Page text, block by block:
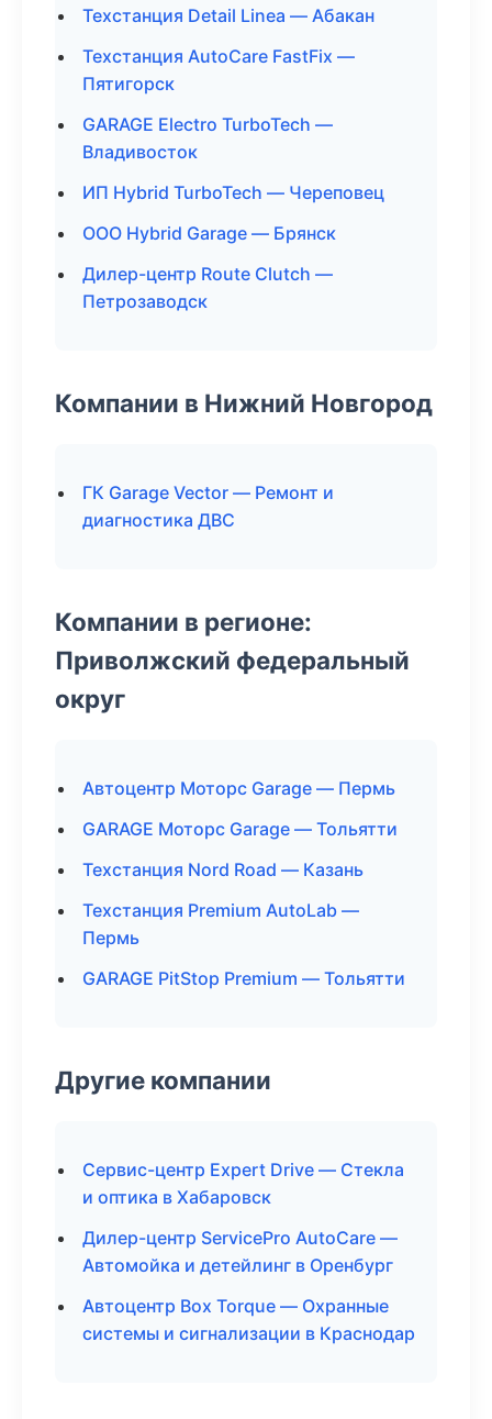
Техстанция Detail Linea — Абакан
Техстанция AutoCare FastFix —
Пятигорск
GARAGE Electro TurboTech —
Владивосток
ИП Hybrid TurboTech — Череповец
ООО Hybrid Garage — Брянск
Дилер-центр Route Clutch —
Петрозаводск
Компании в Нижний Новгород
ГК Garage Vector — Ремонт и
диагностика ДВС
Компании в регионе:
Приволжский федеральный
округ
Автоцентр Моторс Garage — Пермь
GARAGE Моторс Garage — Тольятти
Техстанция Nord Road — Казань
Техстанция Premium AutoLab —
Пермь
GARAGE PitStop Premium — Тольятти
Другие компании
Сервис-центр Expert Drive — Стекла
и оптика в Хабаровск
Дилер-центр ServicePro AutoCare —
Автомойка и детейлинг в Оренбург
Автоцентр Box Torque — Охранные
системы и сигнализации в Краснодар